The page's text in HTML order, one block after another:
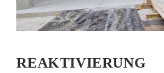
REAKTIVIERUNG